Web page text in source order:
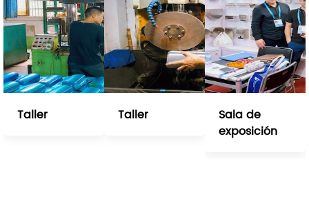
Taller Taller
Sala de
exposición